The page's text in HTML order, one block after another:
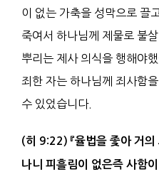
이 없는 가축을 성막으로 끌
죽여서 하나님께 제물로 불
뿌리는 제사 의식을 행해야
죄한 자는 하나님께 죄사함
수 있었습니다.
(히 9:22) 『율법을 좇아 거의
나니 피흘림이 없은즉 사함